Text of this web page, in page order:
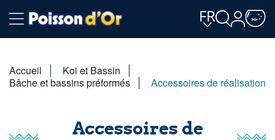
FR
Accueil
Koi et Bassin
Bâche et bassins préformés
Accessoires de réalisation
Accessoires de